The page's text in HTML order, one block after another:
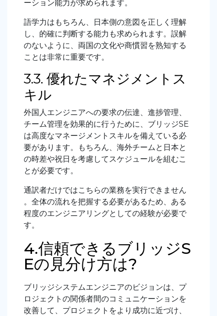
ーション能力が求められます。
語学力はもちろん、日本側の意図を正しく理解
し、的確に判断する能力も求められます。誤解
のないように、両国の文化や商慣習を熟知する
ことは非常に重要です。
3.3. 優れたマネジメントス
キル
外国人エンジニアへの要求の伝達、進捗管理、
チーム管理を効果的に行うために、ブリッジSE
は高度なマネージメントスキルを備えている必
要があります。もちろん、海外チームと日本と
の時差や祝日を考慮してスケジュールを組むこ
とが必要です。
通訳者だけではこちらの業務を実行できません
。全体の流れを把握する必要があるため、ある
程度のエンジニアリングとしての経験が必要で
す。
4.信頼できるブリッジS
Eの見分け方は?
ブリッジシステムエンジニアのビジョンは、プ
ロジェクトの関係者間のコミュニケーションを
改善して、プロジェクトをより成功に近づけ、